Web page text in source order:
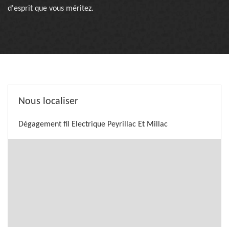
d'esprit que vous méritez.
Nous localiser
Dégagement fil Electrique Peyrillac Et Millac